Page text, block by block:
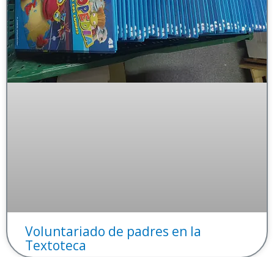
Voluntariado de padres en la
Textoteca